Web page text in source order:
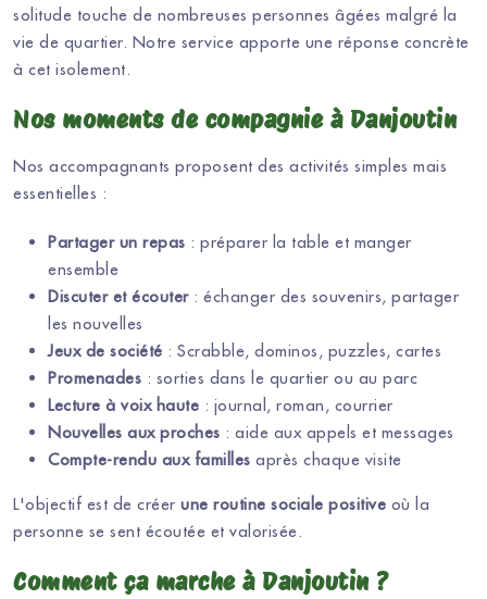
solitude touche de nombreuses personnes âgées malgré la
vie de quartier. Notre service apporte une réponse concrète
à cet isolement.
Nos moments de compagnie à Danjoutin
Nos accompagnants proposent des activités simples mais
essentielles :
Partager un repas : préparer la table et manger
ensemble
Discuter et écouter: échanger des souvenirs, partager
les nouvelles
Jeux de société : Scrabble, dominos, puzzles, cartes
Promenades : sorties dans le quartier ou au parc
Lecture à voix haute : journal, roman, courrier
Nouvelles aux proches : aide aux appels et messages
Compte-rendu aux familles après chaque visite
L'objectif est de créer une routine sociale positive où la
personne se sent écoutée et valorisée.
Comment ça marche à Danjoutin ?